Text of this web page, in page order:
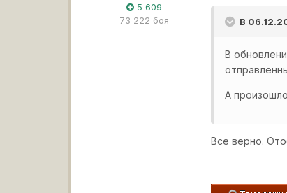
5 609
73 222 боя
Видимо и
В
В
А
Все верно.